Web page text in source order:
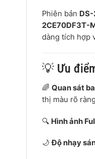
Phiên bản
2CE70DF3T-
dàng tích hợp
💡 Ưu
🌈 Quan sát
thị màu rõ
🔍 Hình ảnh
🌙Độ nhạy